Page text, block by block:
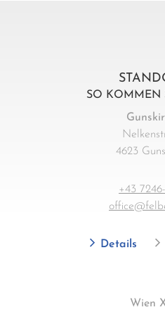
SO KOMMEN
4623
+43
Details
Wien